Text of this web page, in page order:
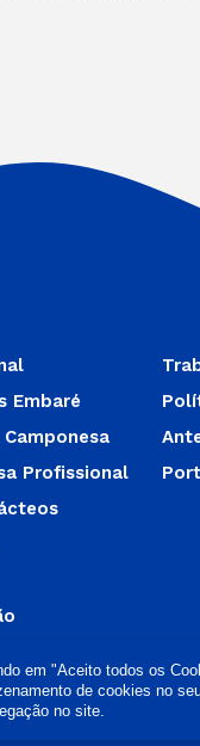
Embaré
Profissional
em "Aceito todos os
de cookies no
no site.